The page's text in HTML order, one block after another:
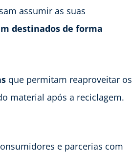
assumir as suas
destinados de forma
que permitam reaproveitar os
material após a reciclagem.
e parcerias com